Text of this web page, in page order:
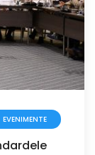
EVENIMENTE